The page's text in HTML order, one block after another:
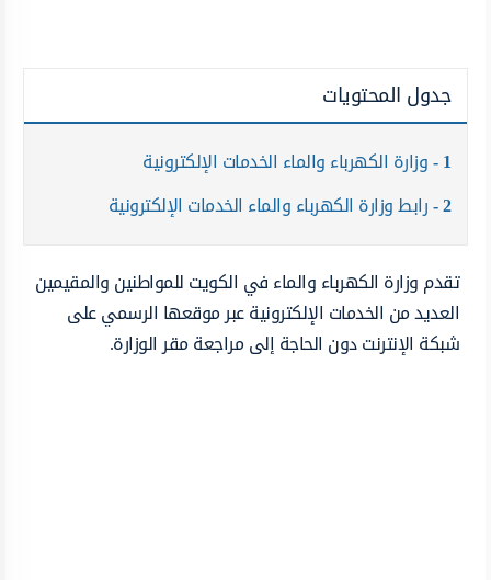
جدول المحتويات
1 وزارة الكهرباء والماء الخدمات الإلكترونية
2 رابط وزارة الكهرباء والماء الخدمات الإلكترونية
تقدم وزارة الكهرباء والماء في الكويت للمواطنين والمقيمين
العديد من الخدمات الإلكترونية عبر موقعها الرسمي على
شبكة الإنترنت دون الحاجة إلى مراجعة مقر الوزارة.